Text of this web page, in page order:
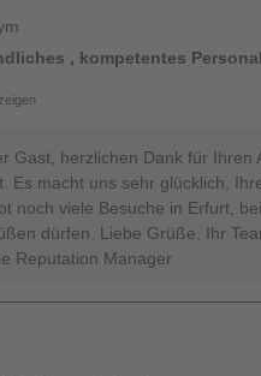
, kompetentes Personal
Gast, herzlichen Dank für Ihren
Es macht uns sehr glücklich,
noch viele Besuche in Erfurt,
dürfen. Liebe Grüße, Ihr
Reputation Manager